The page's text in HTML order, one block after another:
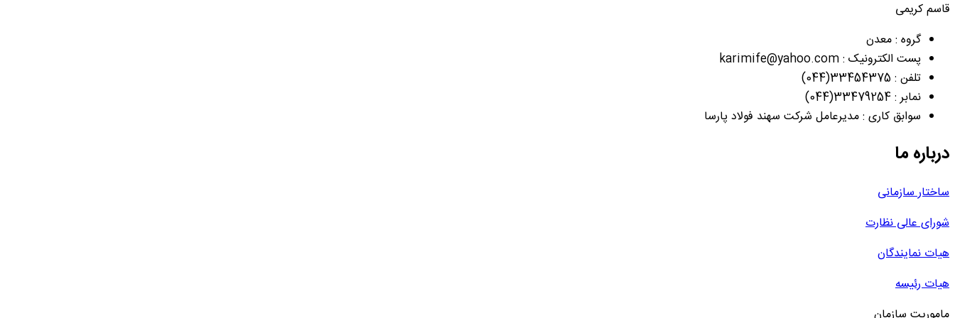
قاسم کریمی
گروه : معدن
پست الکترونیک : karimife@yahoo.com
تلفن : 33454375(044)
نمابر : 33479254(044)
سوابق کاری : مدیرعامل شرکت سهند فولاد پارسا
درباره ما
ساختار سازمانی
شورای عالی نظارت
هیات نمایندگان
هیات رئیسه